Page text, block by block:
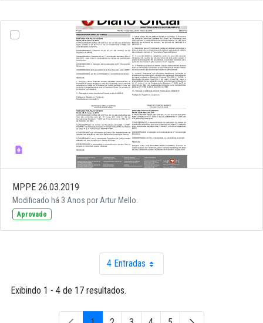
MPPE 26.03.2019
Modificado há 3 Anos por Artur Mello.
Aprovado
4 EntradasPor página
Exibindo 1 - 4 de 17 resultados.